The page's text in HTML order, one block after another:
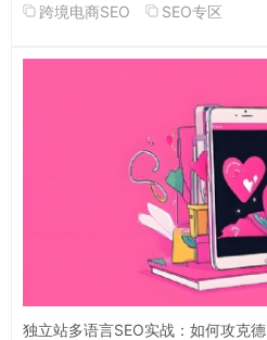
跨境电商SEO
SEO专区
独立站多语言SEO实战：如何攻克德